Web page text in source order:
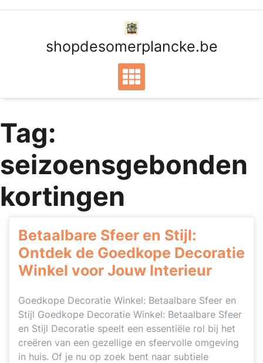
shopdesomerplancke.be
Tag:
seizoensgebonden
kortingen
Betaalbare Sfeer en Stijl:
Ontdek de Goedkope Decoratie
Winkel voor Jouw Interieur
Goedkope Decoratie Winkel: Betaalbare Sfeer en
Stijl Goedkope Decoratie Winkel: Betaalbare Sfeer
en Stijl Decoratie speelt een essentiële rol bij het
creëren van een gezellige en sfeervolle omgeving
in huis. Of je nu op zoek bent naar subtiele